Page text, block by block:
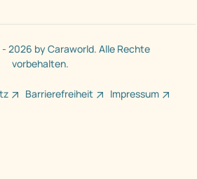
2026 by Caraworld. Alle Rechte
vorbehalten.
Barrierefreiheit Impressum